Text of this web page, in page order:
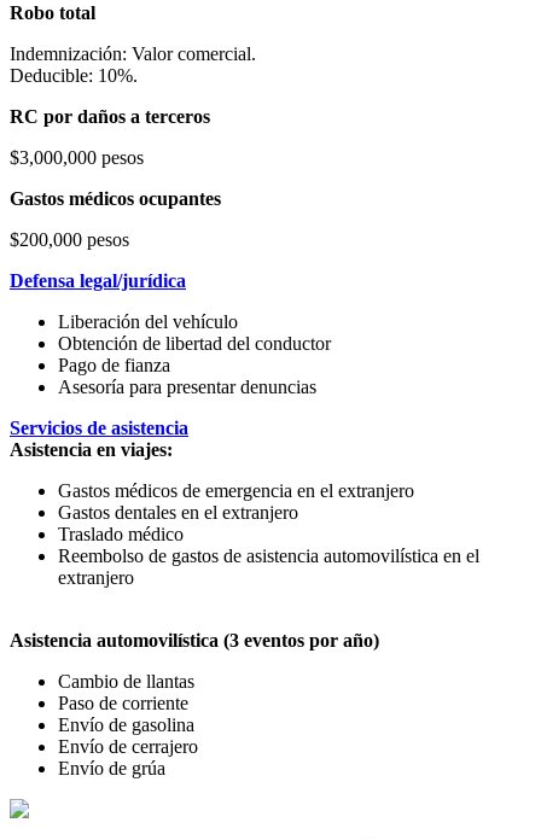
Robo total
Indemnización: Valor comercial.
Deducible: 10%.
RC por daños a terceros
$3,000,000 pesos
Gastos médicos ocupantes
$200,000 pesos
Defensa legal/jurídica
Liberación del vehículo
Obtención de libertad del conductor
Pago de fianza
Asesoría para presentar denuncias
Servicios de asistencia
Asistencia en viajes:
Gastos médicos de emergencia en el extranjero
Gastos dentales en el extranjero
Traslado médico
Reembolso de gastos de asistencia automovilística en el
extranjero
Asistencia automovilística (3 eventos por año)
Cambio de llantas
Paso de corriente
Envío de gasolina
Envío de cerrajero
Envío de grúa